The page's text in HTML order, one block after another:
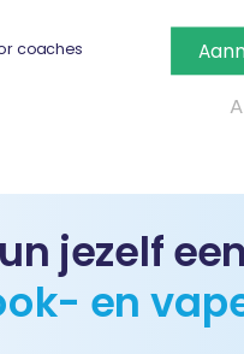
coaches
jezelf een
en